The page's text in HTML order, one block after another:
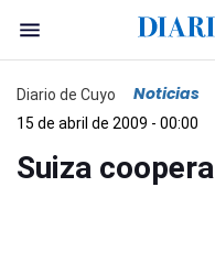
Diario de Cuyo Noticias
15 de abril de 2009 - 00:00
Suiza coopera